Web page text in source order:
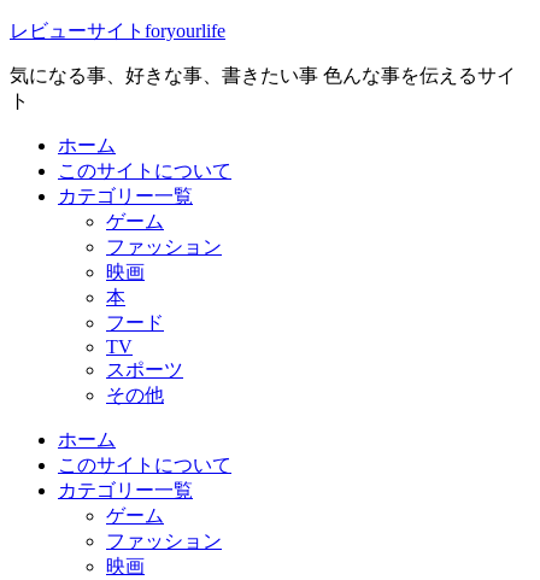
レビューサイトforyourlife
気になる事、好きな事、書きたい事 色んな事を伝えるサイ
ト
ホーム
このサイトについて
カテゴリー一覧
ゲーム
ファッション
映画
本
フード
TV
スポーツ
その他
ホーム
このサイトについて
カテゴリー一覧
ゲーム
ファッション
映画